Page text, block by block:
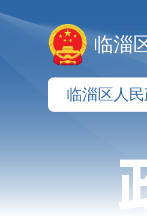
临淄
临淄区人